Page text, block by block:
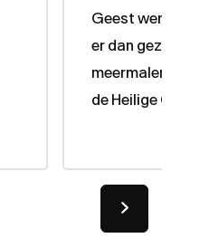
Geest werd niet
er dan gezegd,
meermalen
de Heilige